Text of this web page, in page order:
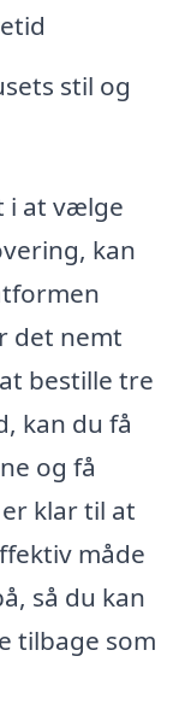
stil og
i at vælge
kan
det nemt
bestille tre
kan du få
og få
klar til at
måde
så du kan
tilbage som